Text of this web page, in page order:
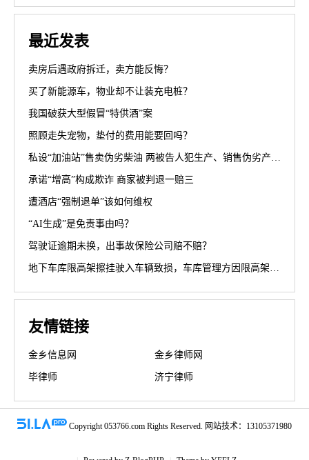
最近发表
卖房后遇政府拆迁，卖方能反悔？
买了新能源车，物业却不让装充电桩？
我国破获大型假冒“特供酒”案
照顾走失宠物，垫付的费用能要回吗？
私设“加油站”售卖伪劣柴油 两被告人犯生产、销售伪劣产品罪获刑罚
承诺“增高”构成欺诈 商家被判退一赔三
遭酒店“强制退单”该如何维权
“AI生成”是免责事由吗？
驾驶证逾期未换，出事故保险公司赔不赔？
地下车库限高架擦挂驶入车辆致损，车库管理方因限高架设置高度不符合规范被判担责70%
友情链接
金乡信息网 金乡律师网
毕律师 济宁律师
Copyright 053766.com Rights Reserved. 网站技术：13105371980